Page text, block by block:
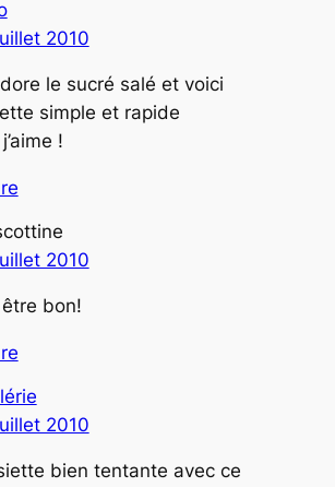
2010
le sucré salé et voici
simple et rapide
!
2010
bon!
2010
bien tentante avec ce